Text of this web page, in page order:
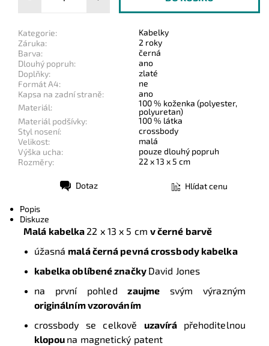
Kategorie:
Kabelky
Záruka:
2 roky
Barva:
černá
Dlouhý popruh:
ano
Doplňky:
zlaté
Formát A4:
ne
Kapsa na zadní straně:
ano
Materiál:
100 % koženka (polyester,
polyuretan)
Materiál podšívky:
100 % látka
Styl nosení:
crossbody
Velikost:
malá
Výška ucha:
pouze dlouhý popruh
Rozměry:
22 x 13 x 5 cm
Dotaz Hlídat cenu
Popis
Diskuze
Malá kabelka 22 x 13 x 5 cm v černé barvě
úžasná malá černá pevná crossbody kabelka
kabelka oblíbené značky David Jones
na první pohledzaujme svým výrazným
originálním vzorováním
crossbody se celkově uzavírá přehoditelnou
klopou na magnetický patent